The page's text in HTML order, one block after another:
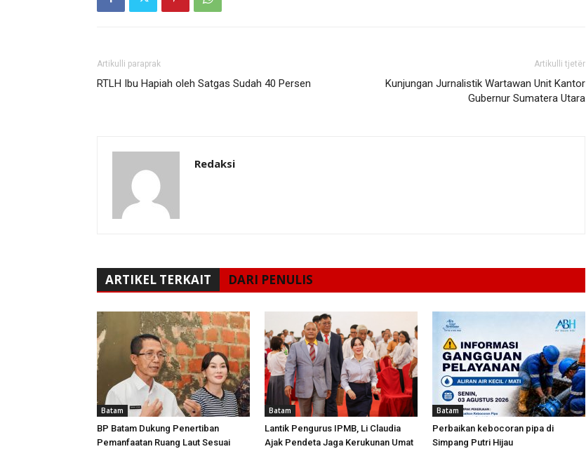
Artikulli paraprak
RTLH Ibu Hapiah oleh Satgas Sudah 40 Persen
Artikulli tjetër
Kunjungan Jurnalistik Wartawan Unit Kantor
Gubernur Sumatera Utara
Redaksi
ARTIKEL TERKAIT DARI PENULIS
Batam
BP Batam Dukung Penertiban
Pemanfaatan Ruang Laut Sesuai
Batam
Lantik Pengurus IPMB, Li Claudia
Ajak Pendeta Jaga Kerukunan Umat
Batam
Perbaikan kebocoran pipa di
Simpang Putri Hijau